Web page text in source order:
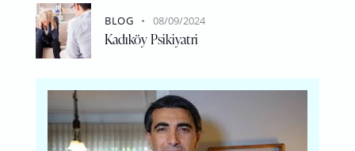
BLOG 08/09/2024
Kadıköy Psikiyatri